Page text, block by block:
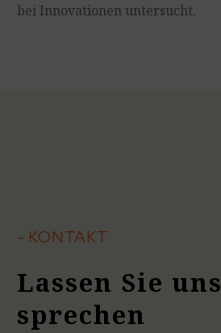
bei Innovationen untersucht.
- KONTAKT
Lassen Sie uns
sprechen